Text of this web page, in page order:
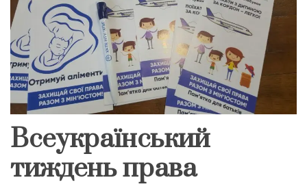
Всеукраїнський
тиждень права